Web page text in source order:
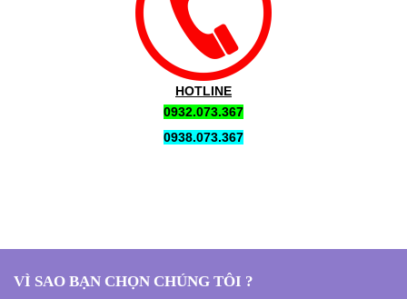
HOTLINE
0932.073.367
0938.073.367
VÌ SAO BẠN CHỌN CHÚNG TÔI ?